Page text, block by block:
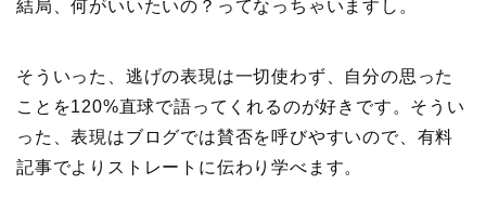
結局、何がいいたいの？ってなっちゃいますし。
そういった、逃げの表現は一切使わず、自分の思った
ことを120%直球で語ってくれるのが好きです。そうい
った、表現はブログでは賛否を呼びやすいので、有料
記事でよりストレートに伝わり学べます。